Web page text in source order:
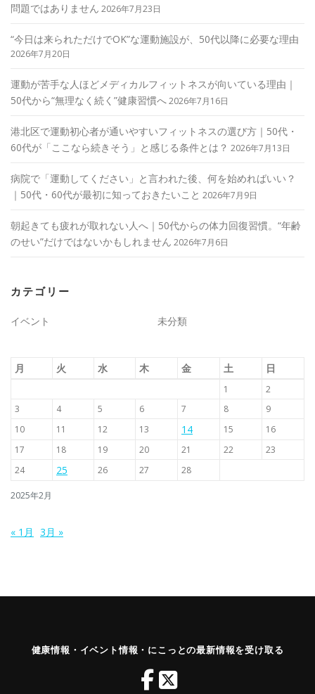
問題ではありません 2026年7月23日
“今日は来られただけでOK”な運動施設が、50代以降に必要な理由
2026年7月20日
運動が苦手な人ほどメディカルフィットネスが向いている理由｜
50代から“無理なく続く”健康習慣へ2026年7月16日
港北区で運動初心者が通いやすいフィットネスの選び方｜50代・
60代が「ここなら続きそう」と感じる条件とは？ 2026年7月13日
病院で「運動してください」と言われた後、何を始めればいい？
｜50代・60代が最初に知っておきたいこと 2026年7月9日
朝起きても疲れが取れない人へ｜50代からの体力回復習慣。“年齢
のせい”だけではないかもしれません 2026年7月6日
カテゴリー
イベント 未分類
2025年2月
月 火 水 木 金 土 日
1
2
3
4 5 6 7 8
9
10
11 12 13 14 15
16
17
18 19 20 21 22
23
24
25 26 27 28
« 1月 3月 »
健康情報・イベント情報・にこっとの最新情報を受け取る